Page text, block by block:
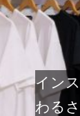
イン
わる